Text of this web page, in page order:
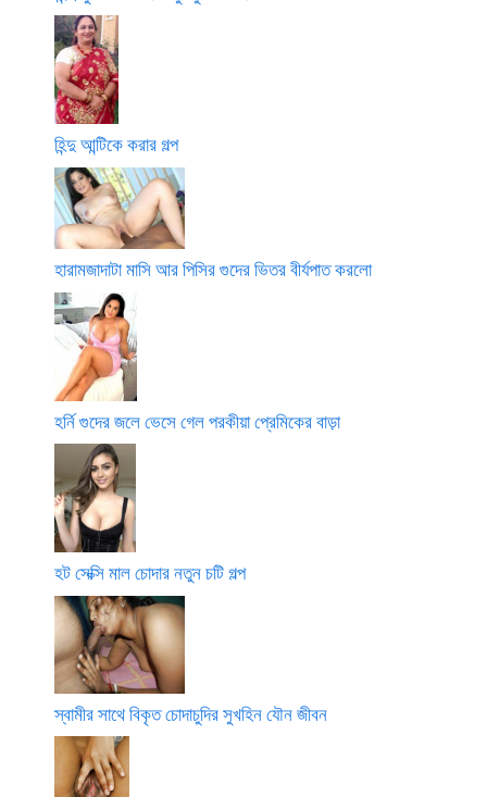
হিন্দু আন্টিকে করার গল্প
হারামজাদাটা মাসি আর পিসির গুদের ভিতর বীর্যপাত করলো
হর্নি গুদের জলে ভেসে গেল পরকীয়া প্রেমিকের বাড়া
হট সেক্সি মাল চোদার নতুন চটি গল্প
স্বামীর সাথে বিকৃত চোদাচুদির সুখহিন যৌন জীবন